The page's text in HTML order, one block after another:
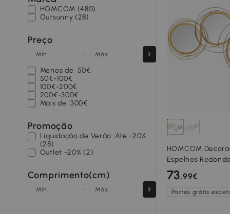
Casa de banho
Poltronas
HOMCOM (480)
Outsunny (28)
Preço
Mín. - Máx
Ir
Menos de 50€
50€-100€
100€-200€
200€-300€
Mais de300€
Promoção
Liquidação de Verão: Até -20%
(28)
Outlet -20% (2)
Comprimento(cm)
Mín. - Máx Ir
HOMCOM
Espelhos
Parede
Dourado
73,99€
Portes grátis